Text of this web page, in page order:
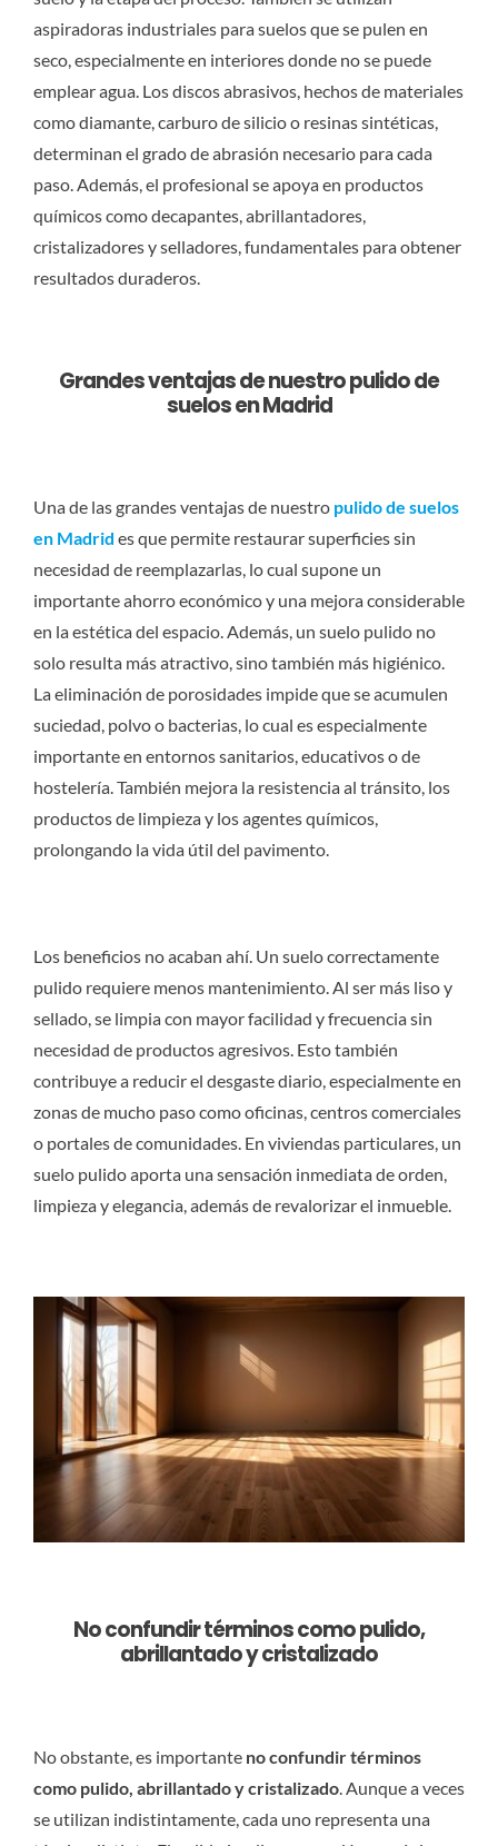
aspiradoras industriales para suelos que se pulen en
seco, especialmente en interiores donde no se puede
emplear agua. Los discos abrasivos, hechos de materiales
como diamante, carburo de silicio o resinas sintéticas,
determinan el grado de abrasión necesario para cada
paso. Además, el profesional se apoya en productos
químicos como decapantes, abrillantadores,
cristalizadores y selladores, fundamentales para obtener
resultados duraderos.
Grandes ventajas de nuestro pulido de
suelos en Madrid
Una de las grandes ventajas de nuestro pulido de suelos
en Madrid es que permite restaurar superficies sin
necesidad de reemplazarlas, lo cual supone un
importante ahorro económico y una mejora considerable
en la estética del espacio. Además, un suelo pulido no
solo resulta más atractivo, sino también más higiénico.
La eliminación de porosidades impide que se acumulen
suciedad, polvo o bacterias, lo cual es especialmente
importante en entornos sanitarios, educativos o de
hostelería. También mejora la resistencia al tránsito, los
productos de limpieza y los agentes químicos,
prolongando la vida útil del pavimento.
Los beneficios no acaban ahí. Un suelo correctamente
pulido requiere menos mantenimiento. Al ser más liso y
sellado, se limpia con mayor facilidad y frecuencia sin
necesidad de productos agresivos. Esto también
contribuye a reducir el desgaste diario, especialmente en
zonas de mucho paso como oficinas, centros comerciales
o portales de comunidades. En viviendas particulares, un
suelo pulido aporta una sensación inmediata de orden,
limpieza y elegancia, además de revalorizar el inmueble.
No confundir términos como pulido,
abrillantado y cristalizado
No obstante, es importante no confundir términos
como pulido, abrillantado y cristalizado. Aunque a veces
se utilizan indistintamente, cada uno representa una